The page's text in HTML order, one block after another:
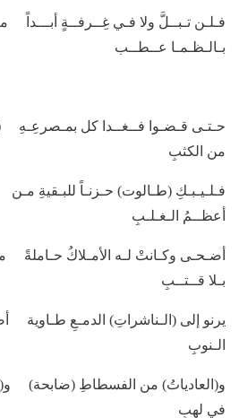
فـلـن تـبــلَّ ولا فـي غِــرفــةٍ أبـــداً
بـالـظـمـا عــطــب
حـتـى قـضـوا فــغــدا كل
من الكثبِ
فـلـيـبـكِ (طـالوت) حـزنـاً للبـقيةِ
أعظــمُ الـغـلـبِ
أضـحـى وكـانتْ لـه الأمـلاكُ حـاملةً
بـلا قــتــبِ
يرنو إلى (الـناشراتِ) الدمـعِ طـاوية
الـنوبِ
و(العادياتُ) من الفسطاطِ (ضابحة)
في لهبِ